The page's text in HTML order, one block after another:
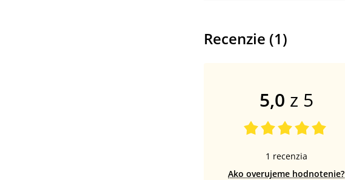
Recenzie (1)
5,0 z 5
1 recenzia
Ako overujeme hodnotenie?